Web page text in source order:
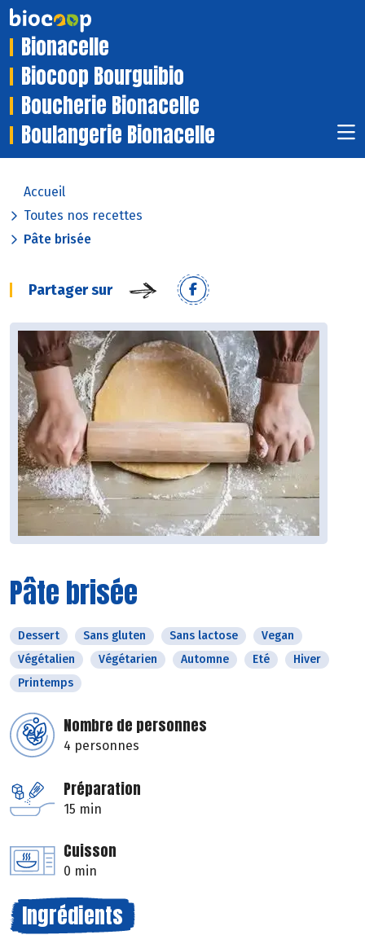
Bionacelle
Biocoop Bourguibio
Boucherie Bionacelle
Boulangerie Bionacelle
Accueil
Toutes nos recettes
Pâte brisée
Partager sur
Pâte brisée
Dessert Sans gluten Sans lactose
Vegan
Végétalien
Végétarien Automne Eté
Hiver
Printemps
Nombre de personnes
4 personnes
Préparation
15 min
Cuisson
0 min
Ingrédients